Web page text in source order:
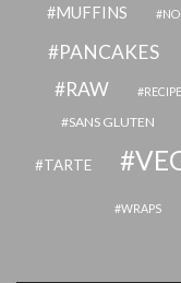
MUFFINS
PANCAKES
RAW
SANS GLUTEN
TARTE
WRAPS